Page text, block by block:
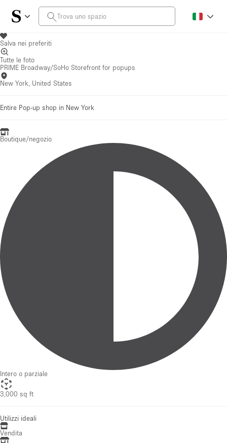
Salva nei preferiti
Tutte le foto
PRIME Broadway/SoHo Storefront for popups
New York, United States
Entire Pop-up shop in New York
Boutique/negozio
Intero o parziale
3,000 sq ft
Utilizzi ideali
Vendita